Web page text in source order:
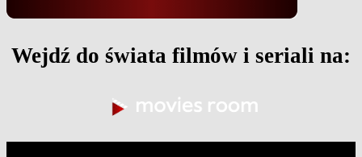
Wejdź do świata filmów i seriali na: